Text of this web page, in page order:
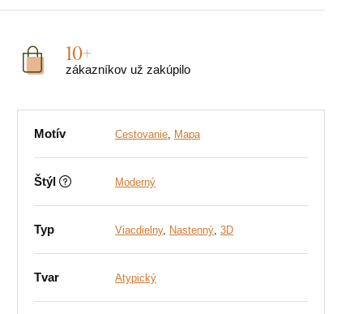
10+
zákazníkov už zakúpilo
Motív Cestovanie, Mapa
Štýl Moderný
Typ Viacdielny, Nastenný, 3D
Tvar Atypický